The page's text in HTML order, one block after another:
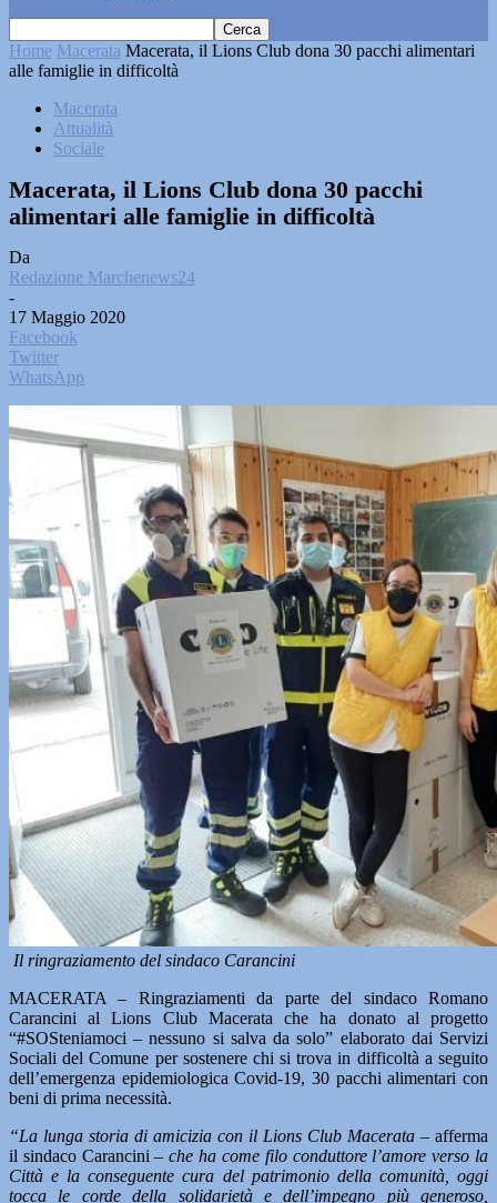
Home Macerata Macerata, il Lions Club dona 30 pacchi alimentari
alle famiglie in difficoltà
Macerata
Attualità
Sociale
Macerata, il Lions Club dona 30 pacchi
alimentari alle famiglie in difficoltà
Da
Redazione Marchenews24
-
17 Maggio 2020
Facebook
Twitter
WhatsApp
Il ringraziamento del sindaco Carancini
MACERATA – Ringraziamenti da parte del sindaco Romano
Carancini al Lions Club Macerata che ha donato al progetto
“#SOSteniamoci – nessuno si salva da solo” elaborato dai Servizi
Sociali del Comune per sostenere chi si trova in difficoltà a seguito
dell’emergenza epidemiologica Covid-19, 30 pacchi alimentari con
beni di prima necessità.
“La lunga storia di amicizia con il Lions Club Macerata – afferma
il sindaco Carancini– che ha come filo conduttore l’amore verso la
Città e la conseguente cura del patrimonio della comunità, oggi
tocca le corde della solidarietà e dell’impegno più generoso,